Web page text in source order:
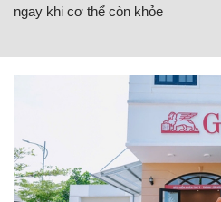
ngay khi cơ thể còn khỏe